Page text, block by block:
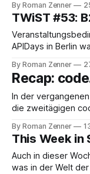
Suites 2017 Der Ritterschlag mit gleichzeitiger
Research, das
schaut sich
By Roman Zenner
TWiST #53:
APIDays in Berlin
ShopTech-Woche. OXID eSales hat eine neue B2B-Variante
seines
heißt es in der
B2B-Kunden
By Roman Zenner
Recap:
In der
die zweitägigen
Konferenz in
die unter dem
erstmalig
unter anderem
By Roman Zenner
This Week in
Auch in dieser
was in der Welt der